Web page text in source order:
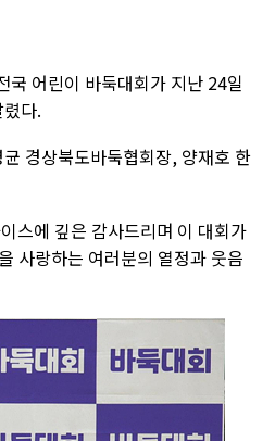
국 어린이 바둑대회가 지난 24일
다.
경상북도바둑협회장, 양재호 한
스에 깊은 감사드리며 이 대회가
사랑하는 여러분의 열정과 웃음